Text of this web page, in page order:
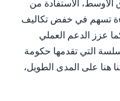
الأوسط، الاستفادة من
تسهم في خفض تكاليف
عزز الدعم العملي
التي تقدمها حكومة
هنا على المدى الطويل،